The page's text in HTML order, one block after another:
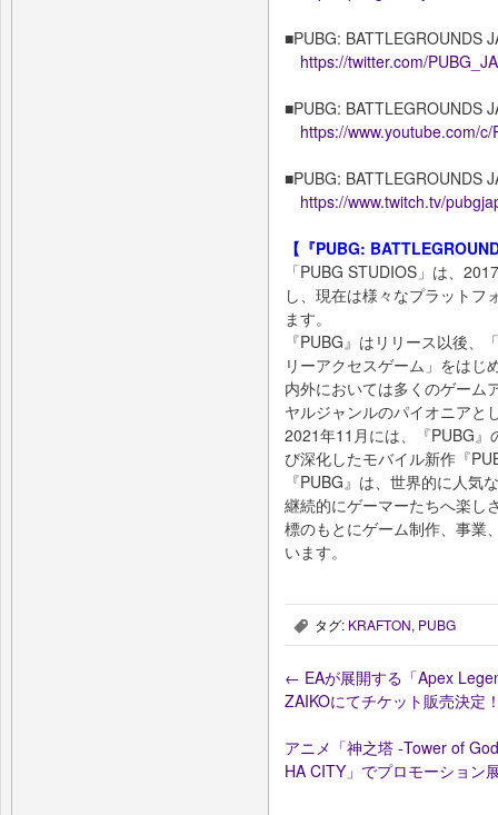
■PUBG: BATTLEGROUNDS
https://twitter.com/
■PUBG: BATTLEGROUNDS
https://www.youtube.com/c/
■PUBG: BATTLEGROUNDS
https://www.twitch.tv/
【『PUBG:
「PUBG STUDIOS」は、
し、現在は様々なプラットフ
ます。
『PUBG』はリリース以後
リーアクセスゲーム」をはじ
内外においては多くのゲーム
ヤルジャンルのパイオニアと
2021年11月には、『PUBG
び深化したモバイル新作『
『PUBG』は、世界的に人気
継続的にゲーマーたちへ楽し
標のもとにゲーム制作、事業
います。
, タグ: KRAFTON, PUBG
← EAが展開する「Apex
ZAIKOにてチケット販売決定
アニメ「神之塔 -Tower of
HA CITY」でプロモーション